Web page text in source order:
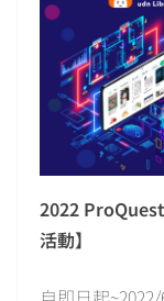
2022
活動】